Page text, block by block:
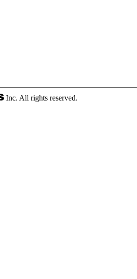
Inc. All rights reserved.